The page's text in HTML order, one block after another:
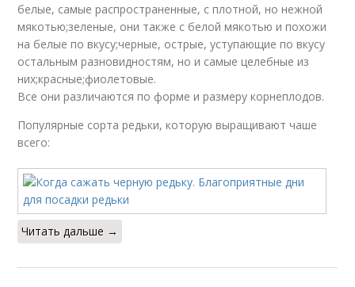
белые, самые распространенные, с плотной, но нежной
мякотью;зеленые, они также с белой мякотью и похожи
на белые по вкусу;черные, острые, уступающие по вкусу
остальным разновидностям, но и самые целебные из
них;красные;фиолетовые.
Все они различаются по форме и размеру корнеплодов.
Популярные сорта редьки, которую выращивают чаше
всего:
Читать дальше →